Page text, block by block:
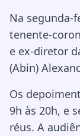
Na segunda-
tenente-
e ex-diretor
(Abin)
Os
9h às 20h, e
réus. A